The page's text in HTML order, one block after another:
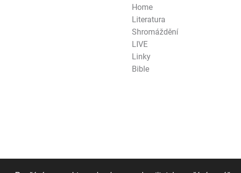
Home
Literatura
Shromáždění
LIVE
Linky
Bible